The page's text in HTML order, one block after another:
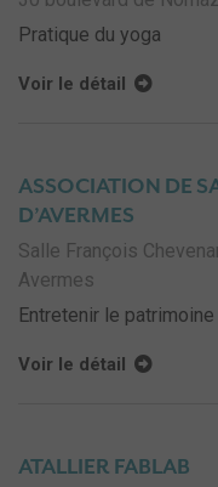
Pratique du yoga
Voir le détail
ASSOCIATION DE
D’AVERMES
Salle François
Avermes
Entretenir le
Voir le détail
ATALLIER FABLAB